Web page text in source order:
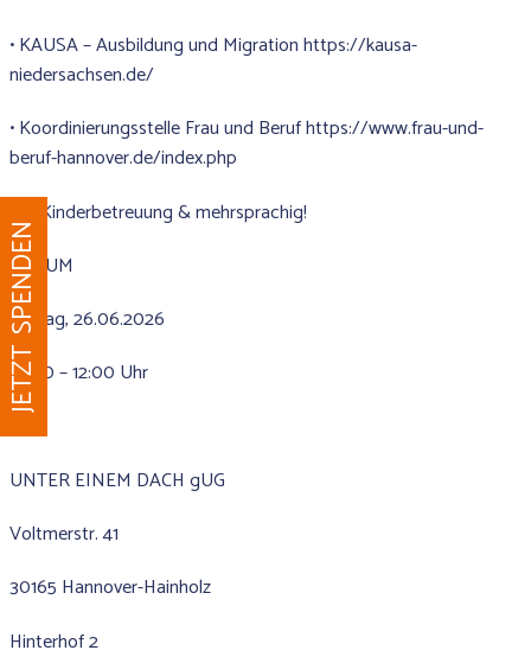
• KAUSA – Ausbildung und Migrationhttps://kausa-
niedersachsen.de/
• Koordinierungsstelle Frau und Berufhttps://www.frau-und-
beruf-hannover.de/index.php
Mit Kinderbetreuung & mehrsprachig!
DATUM
Freitag, 26.06.2026
10:00 – 12:00 Uhr
UNTER EINEM DACH gUG
Voltmerstr. 41
30165 Hannover-Hainholz
Hinterhof 2
JETZT SPENDEN